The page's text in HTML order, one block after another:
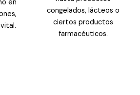
en
congelados, lácteos o
ciertos productos
farmacéuticos.